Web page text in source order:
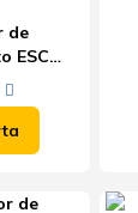
de
ESCO